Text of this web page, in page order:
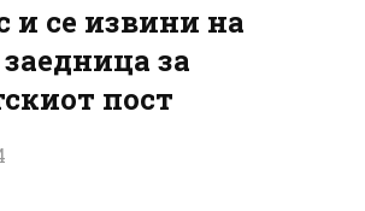
и се извини на
заедница за
пост